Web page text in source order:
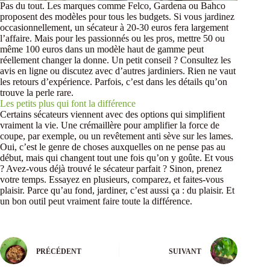
Pas du tout. Les marques comme Felco, Gardena ou Bahco
proposent des modèles pour tous les budgets. Si vous jardinez
occasionnellement, un sécateur à 20-30 euros fera largement
l’affaire. Mais pour les passionnés ou les pros, mettre 50 ou
même 100 euros dans un modèle haut de gamme peut
réellement changer la donne. Un petit conseil ? Consultez les
avis en ligne ou discutez avec d’autres jardiniers. Rien ne vaut
les retours d’expérience. Parfois, c’est dans les détails qu’on
trouve la perle rare.
Les petits plus qui font la différence
Certains sécateurs viennent avec des options qui simplifient
vraiment la vie. Une crémaillère pour amplifier la force de
coupe, par exemple, ou un revêtement anti sève sur les lames.
Oui, c’est le genre de choses auxquelles on ne pense pas au
début, mais qui changent tout une fois qu’on y goûte. Et vous
? Avez-vous déjà trouvé le sécateur parfait ? Sinon, prenez
votre temps. Essayez en plusieurs, comparez, et faites-vous
plaisir. Parce qu’au fond, jardiner, c’est aussi ça : du plaisir. Et
un bon outil peut vraiment faire toute la différence.
PRÉCÉDENT SUIVANT